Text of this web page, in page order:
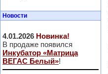
Новости
4.01.2026 Новинка!
В продаже появился
Инкубатор «Матрица
ВЕГАС Белый»!